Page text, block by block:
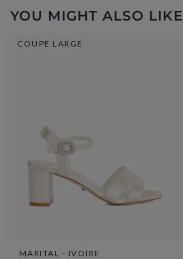
YOU MIGHT ALSO LIKE
COUPE LARGE
MARITAL - IVOIRE